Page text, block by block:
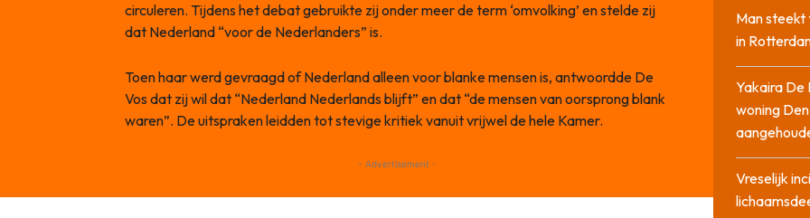
circuleren. Tijdens het debat gebruikte zij onder meer de term ‘omvolking’ en stelde zij
dat Nederland “voor de Nederlanders” is.
Toen haar werd gevraagd of Nederland alleen voor blanke mensen is, antwoordde De
Vos dat zij wil dat “Nederland Nederlands blijft” en dat “de mensen van oorsprong blank
waren”. De uitspraken leidden tot stevige kritiek vanuit vrijwel de hele Kamer.
- Advertisement -
Man
in
Yakaira De
woning
Vreselijk